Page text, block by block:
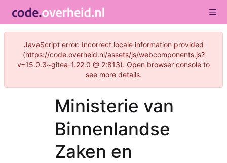
JavaScript error: Incorrect locale information provided
(https://code.overheid.nl/assets/js/webcomponents.js?
v=15.0.3~gitea-1.22.0 @ 2:813). Open browser console to
see more details.
Ministerie van
Binnenlandse
Zaken en